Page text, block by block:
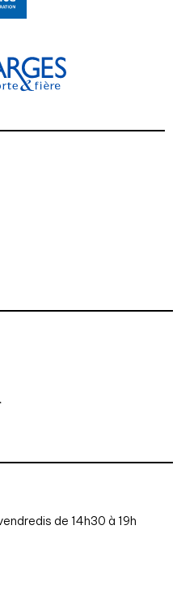
de 14h30 à 19h